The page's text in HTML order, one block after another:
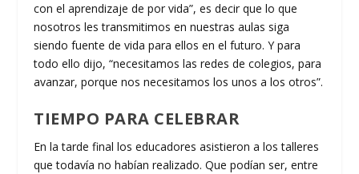
con el aprendizaje de por vida”, es decir que lo que
nosotros les transmitimos en nuestras aulas siga
siendo fuente de vida para ellos en el futuro. Y para
todo ello dijo, “necesitamos las redes de colegios, para
avanzar, porque nos necesitamos los unos a los otros”.
TIEMPO PARA CELEBRAR
En la tarde final los educadores asistieron a los talleres
que todavía no habían realizado. Que podían ser, entre